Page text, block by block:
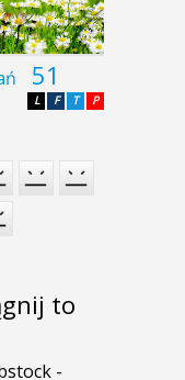
51
P
T
F
L
to